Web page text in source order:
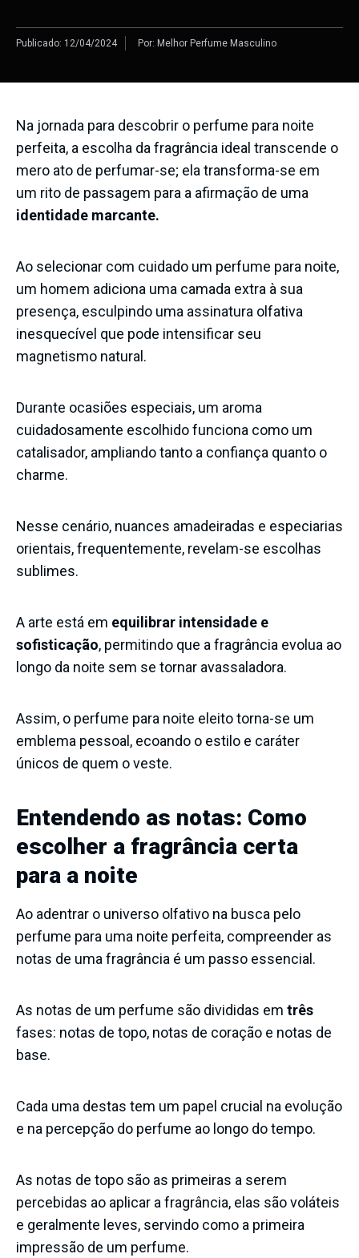
Publicado: 12/04/2024 Por: Melhor Perfume Masculino
Na jornada para descobrir o perfume para noite
perfeita, a escolha da fragrância ideal transcende o
mero ato de perfumar-se; ela transforma-se em
um rito de passagem para a afirmação de uma
identidade marcante.
Ao selecionar com cuidado um perfume para noite,
um homem adiciona uma camada extra à sua
presença, esculpindo uma assinatura olfativa
inesquecível que pode intensificar seu
magnetismo natural.
Durante ocasiões especiais, um aroma
cuidadosamente escolhido funciona como um
catalisador, ampliando tanto a confiança quanto o
charme.
Nesse cenário, nuances amadeiradas e especiarias
orientais, frequentemente, revelam-se escolhas
sublimes.
A arte está em equilibrar intensidade e
sofisticação, permitindo que a fragrância evolua ao
longo da noite sem se tornar avassaladora.
Assim, o perfume para noite eleito torna-se um
emblema pessoal, ecoando o estilo e caráter
únicos de quem o veste.
Entendendo as notas: Como
escolher a fragrância certa
para a noite
Ao adentrar o universo olfativo na busca pelo
perfume para uma noite perfeita, compreender as
notas de uma fragrância é um passo essencial.
As notas de um perfume são divididas em três
fases: notas de topo, notas de coração e notas de
base.
Cada uma destas tem um papel crucial na evolução
e na percepção do perfume ao longo do tempo.
As notas de topo são as primeiras a serem
percebidas ao aplicar a fragrância, elas são voláteis
e geralmente leves, servindo como a primeira
impressão de um perfume.